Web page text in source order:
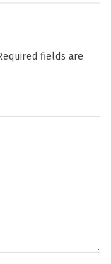
fields are